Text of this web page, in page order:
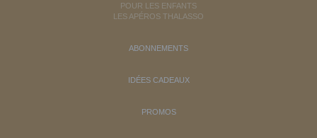
POUR LES ENFANTS
LES APÉROS THALASSO
ABONNEMENTS
IDÉES CADEAUX
PROMOS